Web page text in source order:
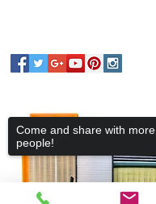
Come and share with more
people!